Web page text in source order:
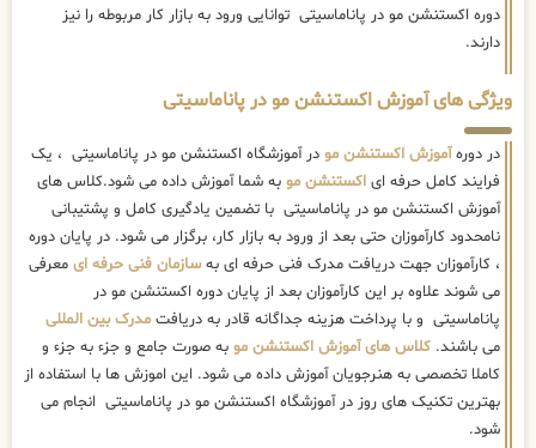
دوره اکستنشن مو در پاناماسیتی توانایی ورود به بازار کار مربوطه را نیز
دارند.
ویژگی های آموزش اکستنشن مو در پاناماسیتی
در دورهآموزش اکستنشن مو در آموزشگاه اکستنشن مو در پاناماسیتی ، یک
فرایند کامل حرفه ای اکستنشن مو به شما آموزش داده می شود.کلاس های
آموزش اکستنشن مو در پاناماسیتی با تضمین یادگیری کامل و پشتیبانی
نامحدود کارآموزان حتی بعد از ورود به بازار کار، برگزار می شود. در پایان دوره
، کارآموزان جهت دریافت مدرک فنی حرفه ای بهسازمان فنی حرفه ای معرفی
می شوند علاوه بر این کارآموزان بعد از پایان دوره اکستنشن مو در
پاناماسیتی و با پرداخت هزینه جداگانه قادر به دریافت مدرک بین المللی
می باشند. کلاس های آموزش اکستنشن مو به صورت جامع و جزء به جزء و
کاملا تخصصی به هنرجویان آموزش داده می شود. این اموزش ها با استفاده از
بهترین تکنیک های روز در آموزشگاه اکستنشن مو در پاناماسیتی انجام می
شود.